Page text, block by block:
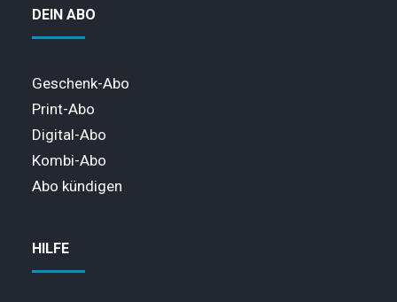
DEIN ABO
Geschenk-Abo
Print-Abo
Digital-Abo
Kombi-Abo
Abo kündigen
HILFE